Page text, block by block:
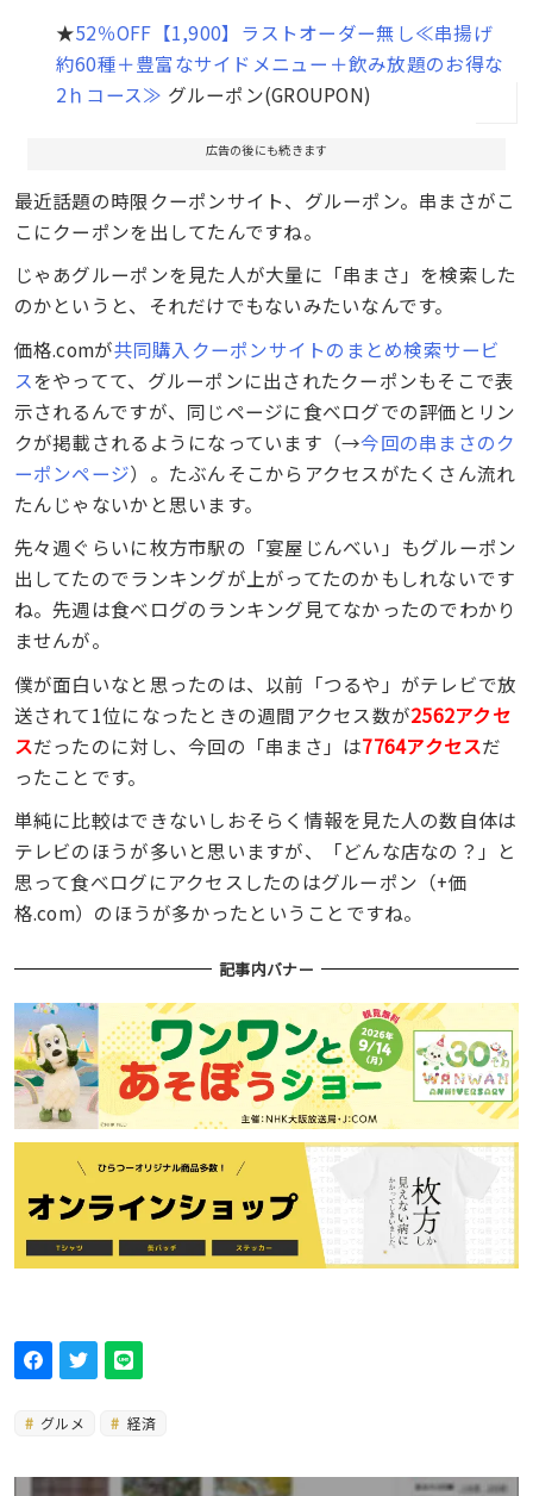
★52％OFF【1,900】ラストオーダー無し≪串揚げ
約60種＋豊富なサイドメニュー＋飲み放題のお得な
2ｈコース≫ グルーポン(GROUPON)
広告の後にも続きます
最近話題の時限クーポンサイト、グルーポン。串まさがこ
こにクーポンを出してたんですね。
じゃあグルーポンを見た人が大量に「串まさ」を検索した
のかというと、それだけでもないみたいなんです。
価格.comが共同購入クーポンサイトのまとめ検索サービ
スをやってて、グルーポンに出されたクーポンもそこで表
示されるんですが、同じページに食べログでの評価とリン
クが掲載されるようになっています（→今回の串まさのク
ーポンページ）。たぶんそこからアクセスがたくさん流れ
たんじゃないかと思います。
先々週ぐらいに枚方市駅の「宴屋じんべい」もグルーポン
出してたのでランキングが上がってたのかもしれないです
ね。先週は食べログのランキング見てなかったのでわかり
ませんが。
僕が面白いなと思ったのは、以前「つるや」がテレビで放
送されて1位になったときの週間アクセス数が2562アクセ
スだったのに対し、今回の「串まさ」は7764アクセスだ
ったことです。
単純に比較はできないしおそらく情報を見た人の数自体は
テレビのほうが多いと思いますが、「どんな店なの？」と
思って食べログにアクセスしたのはグルーポン（+価
格.com）のほうが多かったということですね。
記事内バナー
グルメ 経済